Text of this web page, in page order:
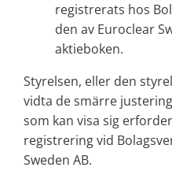
registrerats hos
den av Euroclear
aktieboken.
Styrelsen, eller den
vidta de smärre
som kan visa sig
registrering vid
Sweden AB.